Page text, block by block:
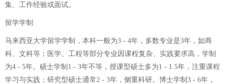
集、工作经验或面试。
留学学制
马来西亚大学留学学制，本科一般为3 - 4年，多数专业是3年，如商
科、文科等；医学、工程等部分专业因课程复杂、实践要求高，学制
为4 - 5年。硕士学制1 - 3年不等，授课型硕士多为1 - 1.5年，注重课程
学习与实践；研究型硕士通常2 - 3年，侧重科研。博士学制3 - 6年，